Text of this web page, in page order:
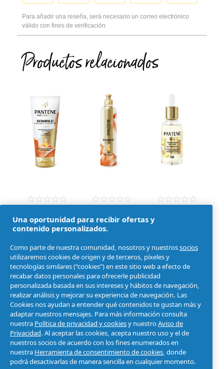
Productos relacionados
Acondicionador
Antiquiebre
Biotinamina B3
Biotinamina B3
Anticaída
Crema de
peinar
Biotinamina B3
Biotinamina B3
Anticaída
Biotinamina
B3 para todo
tipo de
Tónico capilar
anticaída para
todo tipo de
cabello
Una oportunidad para recibir ofertas y
contenido personalizados.
Como parte de nuestra comunidad, nosotros y nuestrossocios
utilizaremos cookies de origen y de terceros, píxeles y
tecnologías similares (“cookies”) en este sitio web a efecto de
recabar datos personales para ofrecerle publicidad
personalizada basada en sus intereses y hábitos de navegación,
realizar análisis y mejorar su experiencia de navegación. Las
Cookies nos ayudan a entender qué contenidos te gustan más y
adaptar nuestros mensajes. Para más información consulta
nuestra Política de privacidad y cookiesy nuestroAviso de
Privacidad. Al aceptar las cookies, acepta nuestro uso y el de
nuestros socios de acuerdo con los fines enumerados en
nuestra Herramienta de consentimiento de cookies, donde
podrá desactivarlas de manera sencilla en cualquier momento.